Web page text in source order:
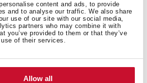
content and ads, to provide
and to analyse our traffic. We also share
use of our site with our social media,
partners who may combine it with
you’ve provided to them or that they’ve
of their services.
Allow all